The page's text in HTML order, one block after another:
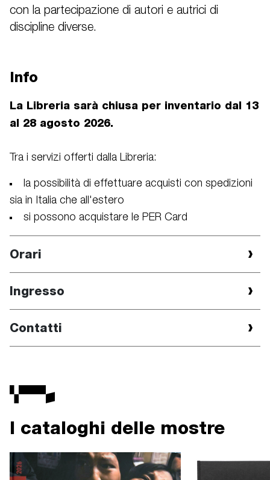
con la partecipazione di autori e autrici di
discipline diverse.
Info
La Libreria sarà chiusa per inventario dal 13
al 28 agosto 2026.
Tra i servizi offerti dalla Libreria:
la possibilità di effettuare acquisti con spedizioni
sia in Italia che all'estero
si possono acquistare le PER Card
Orari
Ingresso
Contatti
I cataloghi delle mostre